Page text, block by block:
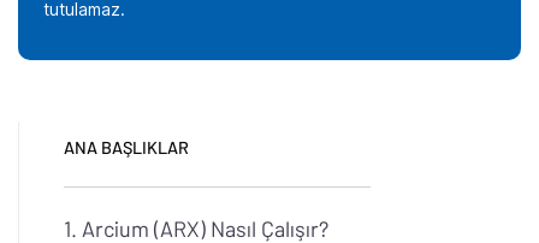
tutulamaz.
ANA BAŞLIKLAR
Arcium (ARX) Nasıl Çalışır?